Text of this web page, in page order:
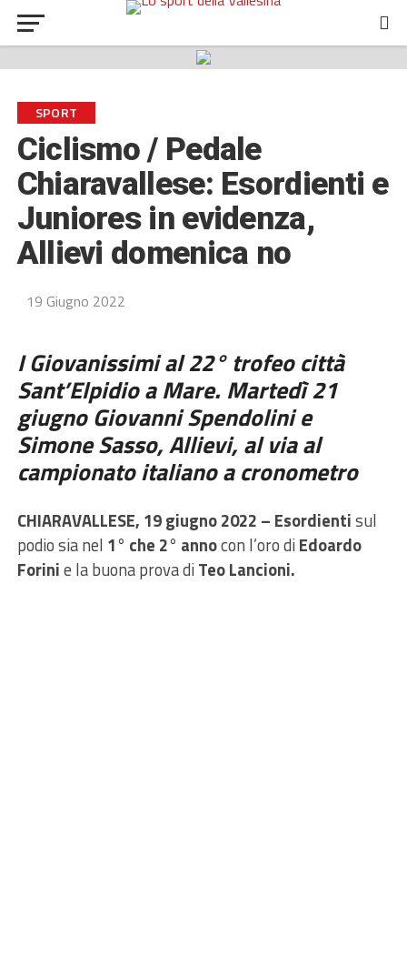
SPORT
Ciclismo / Pedale
Chiaravallese: Esordienti e
Juniores in evidenza,
Allievi domenica no
19 Giugno 2022
IGiovanissimial 22° trofeo città
Sant’Elpidio a Mare. Martedì 21
giugno Giovanni Spendolini e
Simone Sasso, Allievi,al via al
campionato italiano a cronometro
CHIARAVALLESE, 19 giugno 2022 – Esordientisul
podio sia nel 1° che 2° annocon l’oro diEdoardo
Forinie la buona prova diTeo Lancioni.